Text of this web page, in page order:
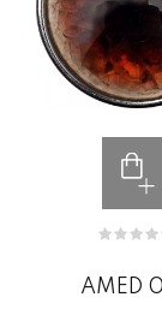
AMED